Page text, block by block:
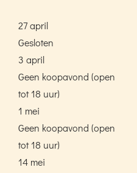
27 april
Gesloten
3 april
Geen koopavond (open
tot 18 uur)
1 mei
Geen koopavond (open
tot 18 uur)
14 mei